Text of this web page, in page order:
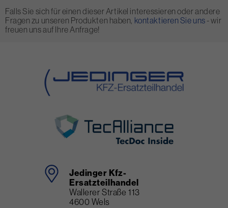
Falls Sie sich für einen dieser Artikel interessieren oder andere
Fragen zu unseren Produkten haben, kontaktieren Sie uns- wir
freuen uns auf Ihre Anfrage!
Jedinger Kfz-
Ersatzteilhandel
Wallerer Straße 113
4600 Wels